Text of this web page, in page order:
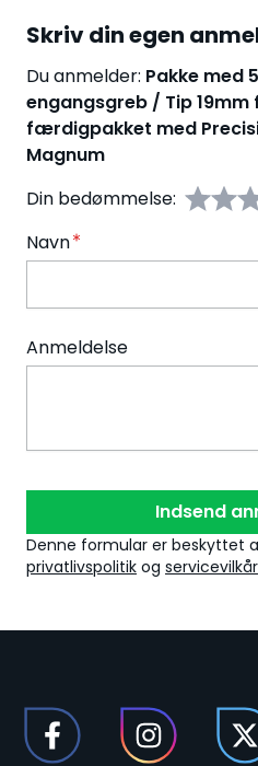
Skriv din egen
Du anmelder: Pakke med
engangsgreb / Tip
færdigpakket med
Magnum
Din bedømmelse:
Navn
Anmeldelse
Indsend
Denne formular er beskyttet
privatlivspolitik og servicevilkår